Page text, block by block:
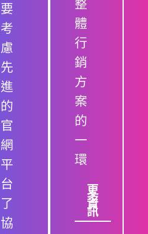
要
考
慮
先
進
的
官
網
平
台
了
協
整
體
行
銷
方
案
的
一
環
更
多
資
訊